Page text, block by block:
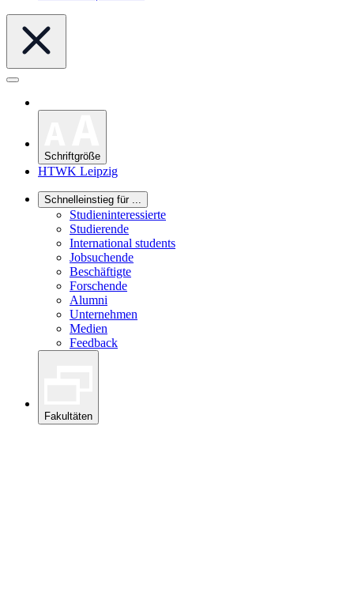
Schriftgröße
HTWK Leipzig
Schnelleinstieg für ...
Studieninteressierte
Studierende
International students
Jobsuchende
Beschäftigte
Forschende
Alumni
Unternehmen
Medien
Feedback
Fakultäten